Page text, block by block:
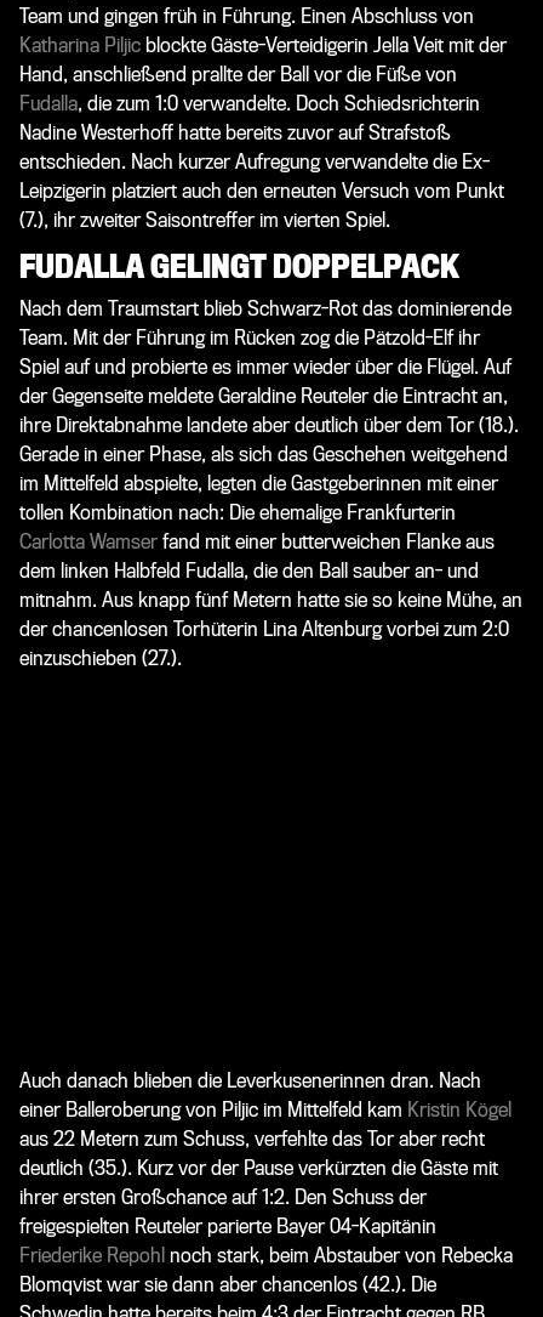
Team und gingen früh in Führung. Einen Abschluss von
Katharina Piljic blockte Gäste-Verteidigerin Jella Veit mit der
Hand, anschließend prallte der Ball vor die Füße von
Fudalla, die zum 1:0 verwandelte. Doch Schiedsrichterin
Nadine Westerhoff hatte bereits zuvor auf Strafstoß
entschieden. Nach kurzer Aufregung verwandelte die Ex-
Leipzigerin platziert auch den erneuten Versuch vom Punkt
(7.), ihr zweiter Saisontreffer im vierten Spiel.
FUDALLA GELINGT DOPPELPACK
Nach dem Traumstart blieb Schwarz-Rot das dominierende
Team. Mit der Führung im Rücken zog die Pätzold-Elf ihr
Spiel auf und probierte es immer wieder über die Flügel. Auf
der Gegenseite meldete Geraldine Reuteler die Eintracht an,
ihre Direktabnahme landete aber deutlich über dem Tor (18.).
Gerade in einer Phase, als sich das Geschehen weitgehend
im Mittelfeld abspielte, legten die Gastgeberinnen mit einer
tollen Kombination nach: Die ehemalige Frankfurterin
Carlotta Wamser fand mit einer butterweichen Flanke aus
dem linken Halbfeld Fudalla, die den Ball sauber an- und
mitnahm. Aus knapp fünf Metern hatte sie so keine Mühe, an
der chancenlosen Torhüterin Lina Altenburg vorbei zum 2:0
einzuschieben (27.).
Auch danach blieben die Leverkusenerinnen dran. Nach
einer Balleroberung von Piljic im Mittelfeld kam Kristin Kögel
aus 22 Metern zum Schuss, verfehlte das Tor aber recht
deutlich (35.). Kurz vor der Pause verkürzten die Gäste mit
ihrer ersten Großchance auf 1:2. Den Schuss der
freigespielten Reuteler parierte Bayer 04-Kapitänin
Friederike Repohl noch stark, beim Abstauber von Rebecka
Blomqvist war sie dann aber chancenlos (42.). Die